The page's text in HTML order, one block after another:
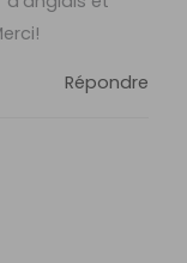
Répondre